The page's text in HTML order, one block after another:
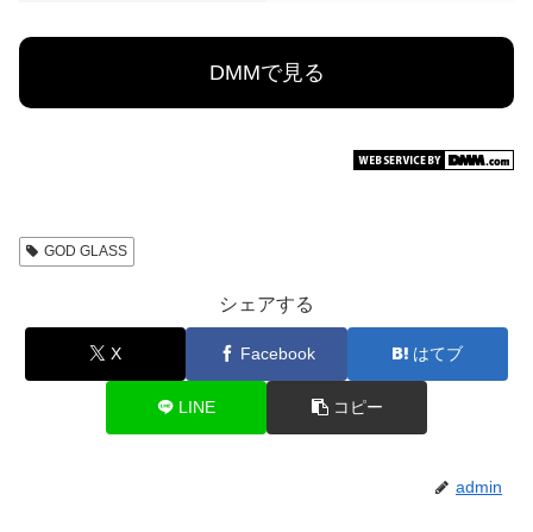
DMMで見る
GOD GLASS
シェアする
X Facebook はてブ
LINE コピー
admin